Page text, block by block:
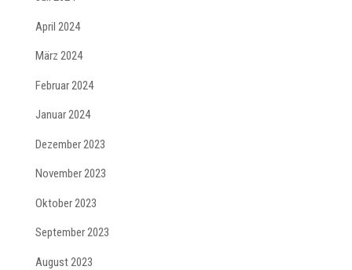
April 2024
März 2024
Februar 2024
Januar 2024
Dezember 2023
November 2023
Oktober 2023
September 2023
August 2023